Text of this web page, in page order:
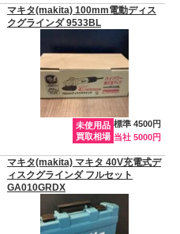
マキタ(makita) 100mm電動ディス
クグラインダ 9533BL
未使用品
買取相場
標準 4500円
当社 5000円
マキタ(makita) マキタ 40V充電式デ
ィスクグラインダ フルセット
GA010GRDX